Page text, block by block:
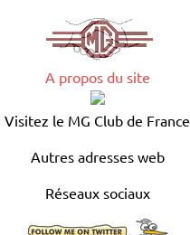
A propos du site
Visitez le MG Club de France
Autres adresses web
Réseaux sociaux